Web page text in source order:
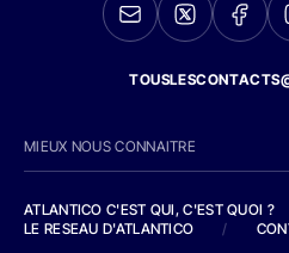
MIEUX NOUS CONNAITRE
ATLANTICO C'EST QUI, C'EST QUOI ?
LE RESEAU D'ATLANTICO
/